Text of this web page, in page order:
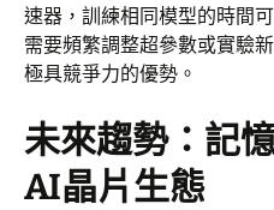
速器，訓練相同模型的時間
需要頻繁調整超參數或實驗
極具競爭力的優勢。
未來趨勢：記
AI晶片生態